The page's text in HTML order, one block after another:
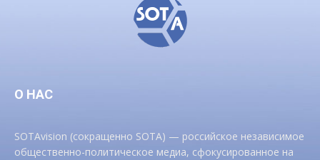
О НАС
SOTAvision (сокращенно SOTA) — российское независимое
общественно-политическое медиа, сфокусированное на